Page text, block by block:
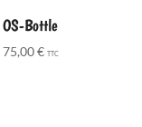
OS-Bottle
75,00€ TTC